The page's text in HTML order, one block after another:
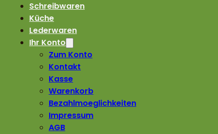
Schreibwaren
Küche
Lederwaren
Ihr Konto
Zum Konto
Kontakt
Kasse
Warenkorb
Bezahlmoeglichkeiten
Impressum
AGB